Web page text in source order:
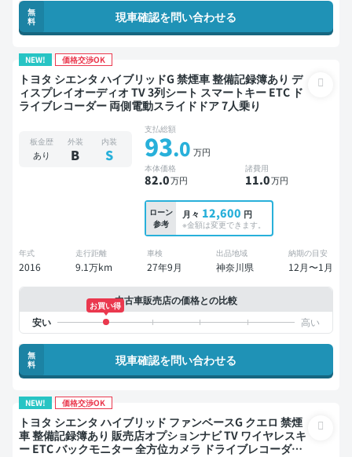
無
料
現車確認を問い合わせる
NEW! 価格交渉OK
トヨタ シエンタ ハイブリッドG 禁煙車 整備記録簿あり デ
ィスプレイオーディオ TV 3列シート スマートキー ETC ド
ライブレコーダー 両側電動スライドドア 7人乗り
板金歴
あり
外装
B
内装
S
支払総額
93.0 万円
本体価格
82.0万円
諸費用
11.0万円
ローン
参考
月々 12,600 円
※金額は変更できます。
年式
2016
走行距離
9.1万km
車検
27年9月
出品地域
神奈川県
納期の目安
12月〜1月
中古車販売店の価格との比較
お買い得
無
料
現車確認を問い合わせる
NEW! 価格交渉OK
トヨタ シエンタ ハイブリッド ファンベースG クエロ 禁煙
車 整備記録簿あり 販売店オプションナビ TV ワイヤレスキ
ー ETC バックモニター 全方位カメラ ドライブレコーダー